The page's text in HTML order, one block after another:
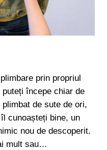
prin propriul
începe chiar de
de sute de ori,
cunoașteți bine, un
nou de descoperit.
mult sau…